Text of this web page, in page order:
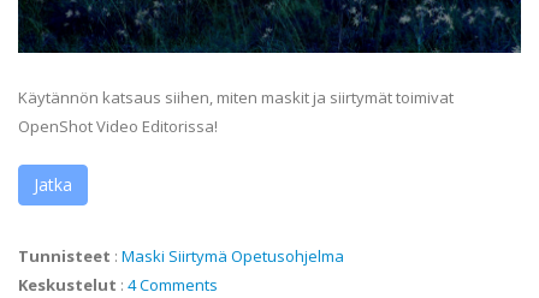
Käytännön katsaus siihen, miten maskit ja siirtymät toimivat
OpenShot Video Editorissa!
Jatka
Tunnisteet : Maski Siirtymä Opetusohjelma
Keskustelut : 4 Comments